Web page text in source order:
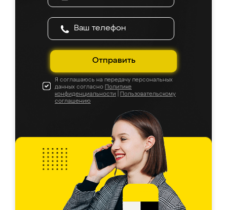
Отправить
Я соглашаюсь на передачу персональных
данных согласно Политике
конфиденциальности
Пользовательскому
соглашению